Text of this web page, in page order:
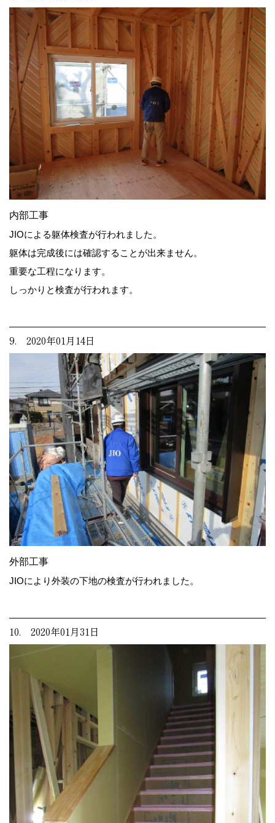
内部工事
JIOによる躯体検査が行われました。
躯体は完成後には確認することが出来ません。
重要な工程になります。
しっかりと検査が行われます。
9. 2020年01月14日
外部工事
JIOにより外装の下地の検査が行われました。
10. 2020年01月31日